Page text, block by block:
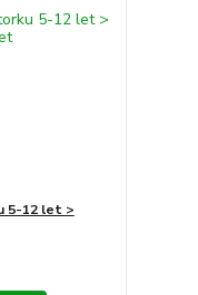
5-12 let >